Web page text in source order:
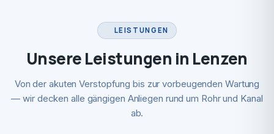
LEISTUNGEN
Unsere Leistungen in Lenzen
Von der akuten Verstopfung bis zur vorbeugenden Wartung
— wir decken alle gängigen Anliegen rund um Rohr und Kanal
ab.